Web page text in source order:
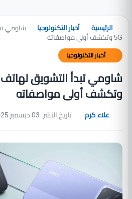
الرئيسية أخبار التكنولوجيا
5G وتكشف أولى مواصفاته
أخبار التكنولوجيا
وتكشف أولى مواصفاته
علاء كرم تاريخ النشر: 03 ديسمبر 2025